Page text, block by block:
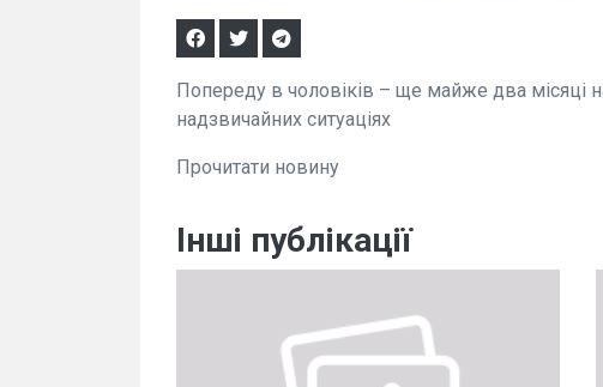
Попереду в чоловіків – ще майже два місяці
надзвичайних ситуаціях
Прочитати новину
Інші публікації